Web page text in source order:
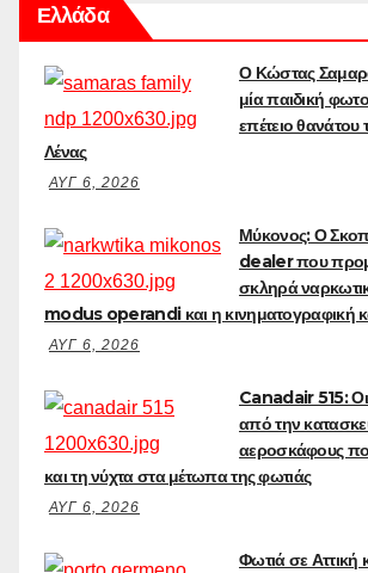
Ελλάδα
Ο Κώστας
μία παιδική
επέτειο θανάτου
Λένας
ΑΥΓ 6, 2026
Μύκονος: Ο
dealer που
σκληρά
modus operandi και η κινηματογραφική
ΑΥΓ 6, 2026
Canadair 515:
από την
αεροσκάφους
και τη νύχτα στα μέτωπα της φωτιάς
ΑΥΓ 6, 2026
Φωτιά σε Αττική